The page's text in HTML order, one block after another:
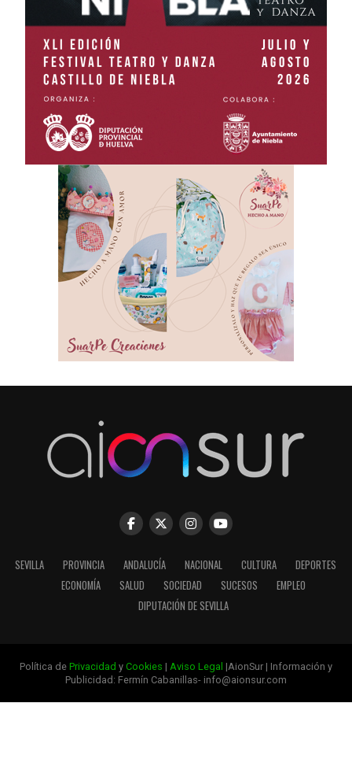
SEVILLA PROVINCIA ANDALUCÍA NACIONAL CULTURA
DEPORTES
ECONOMÍA
SALUD SOCIEDAD SUCESOS
EMPLEO
DIPUTACIÓN DE SEVILLA
Política de Privacidad y Cookies | Aviso Legal |AionSur | Información y
Publicidad: Fermín Cabanillas- info@aionsur.com